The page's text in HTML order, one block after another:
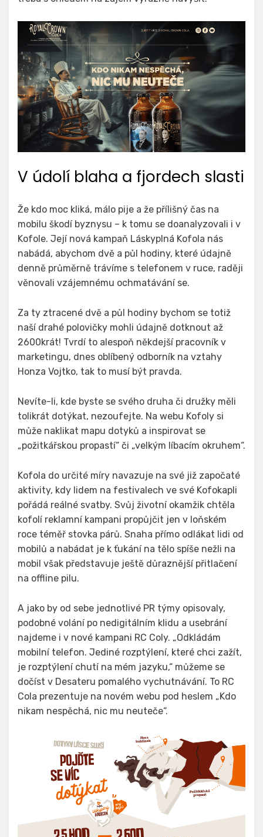
V údolí blaha a fjordech slasti
Že kdo moc kliká, málo pije a že přílišný čas na
mobilu škodí byznysu – k tomu se doanalyzovali i v
Kofole. Její nová kampaň Láskyplná Kofola nás
nabádá, abychom dvě a půl hodiny, které údajně
denně průměrně trávíme s telefonem v ruce, raději
věnovali vzájemnému ochmatávání se.
Za ty ztracené dvě a půl hodiny bychom se totiž
naší drahé polovičky mohli údajně dotknout až
2600krát! Tvrdí to alespoň někdejší pracovník v
marketingu, dnes oblíbený odborník na vztahy
Honza Vojtko, tak to musí být pravda.
Nevíte-li, kde byste se svého druha či družky měli
tolikrát dotýkat, nezoufejte. Na webu Kofoly si
může naklikat mapu dotyků a inspirovat se
„požitkářskou propastí“ či „velkým líbacím okruhem“.
Kofola do určité míry navazuje na své již započaté
aktivity, kdy lidem na festivalech ve své Kofokapli
pořádá reálné svatby. Svůj životní okamžik chtěla
kofolí reklamní kampani propůjčit jen v loňském
roce téměř stovka párů. Snaha přímo odlákat lidi od
mobilů a nabádat je k ťukání na tělo spíše nežli na
mobil však představuje ještě důraznější přitlačení
na offline pilu.
A jako by od sebe jednotlivé PR týmy opisovaly,
podobné volání po nedigitálním klidu a usebrání
najdeme i v nové kampani RC Coly. „Odkládám
mobilní telefon. Jediné rozptýlení, které chci zažít,
je rozptýlení chutí na mém jazyku,“ můžeme se
dočíst v Desateru pomalého vychutnávání. To RC
Cola prezentuje na novém webu pod heslem „Kdo
nikam nespěchá, nic mu neuteče“.